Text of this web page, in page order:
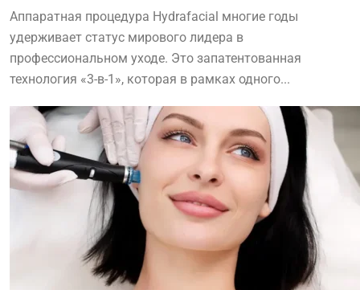
Аппаратная процедура Hydrafacial многие годы
удерживает статус мирового лидера в
профессиональном уходе. Это запатентованная
технология «3-в-1», которая в рамках одного...